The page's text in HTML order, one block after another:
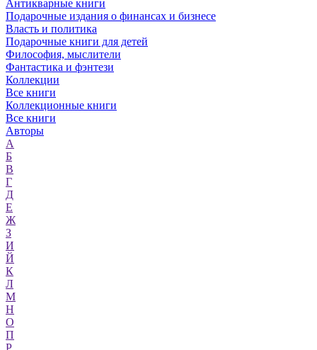
Антикварные книги
Подарочные издания о финансах и бизнесе
Власть и политика
Подарочные книги для детей
Философия, мыслители
Фантастика и фэнтези
Коллекции
Все книги
Коллекционные книги
Все книги
Авторы
А
Б
В
Г
Д
Е
Ж
З
И
Й
К
Л
М
Н
О
П
Р